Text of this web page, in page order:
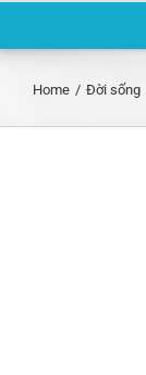
Home / Đời sống